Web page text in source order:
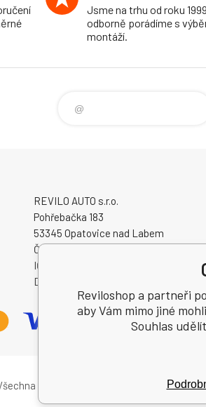
Jsme na trhu od roku
odborně porádíme s
montáží.
REVILO AUTO s.r.o.
Pohřebačka 183
53345 Opatovice nad Labem
Česká republika
IČO: 60931868
DIČ: CZ60931868
práva vyhrazena.
Reviloshop a partneři
aby Vám mimo jiné
Souhlas